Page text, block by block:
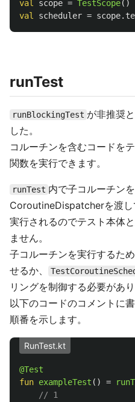
val scope = TestScope()
val
scheduler = scope.
runTest
runBlockingTest が非推奨と
した。
コルーチンを含むコードを
関数を実行できます。
runTest 内で子コルーチン
CoroutineDispatcherを渡し
実行されるのでテスト本体
ません。
子コルーチンを実行するた
せるか、
リングを制御する必要があり
以下のコードのコメントに
順番を示します。
RunTest.kt
@Test
fun exampleTest () =
// 1